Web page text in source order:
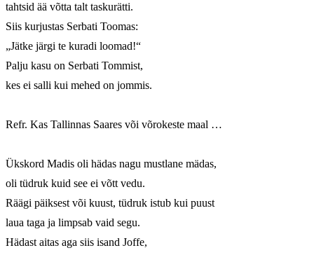
tahtsid ää võtta talt taskurätti.
Siis kurjustas Serbati Toomas:
„Jätke järgi te kuradi loomad!“
Palju kasu on Serbati Tommist,
kes ei salli kui mehed on jommis.
Refr. Kas Tallinnas Saares või võrokeste maal …
Ükskord Madis oli hädas nagu mustlane mädas,
oli tüdruk kuid see ei võtt vedu.
Räägi päiksest või kuust, tüdruk istub kui puust
laua taga ja limpsab vaid segu.
Hädast aitas aga siis isand Joffe,